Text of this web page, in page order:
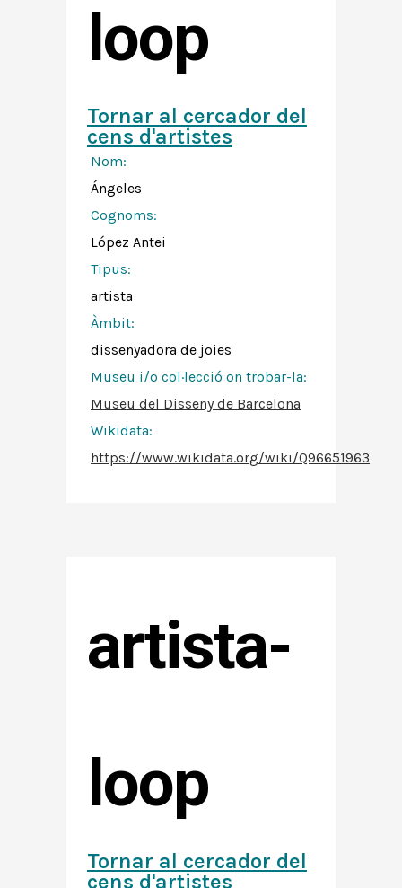
loop
Tornar al cercador del
cens d'artistes
Nom:
Ángeles
Cognoms:
López Antei
Tipus:
artista
Àmbit:
dissenyadora de joies
Museu i/o col·lecció on trobar-la:
Museu del Disseny de Barcelona
Wikidata:
https://www.wikidata.org/wiki/Q96651963
artista-
loop
Tornar al cercador del
cens d'artistes